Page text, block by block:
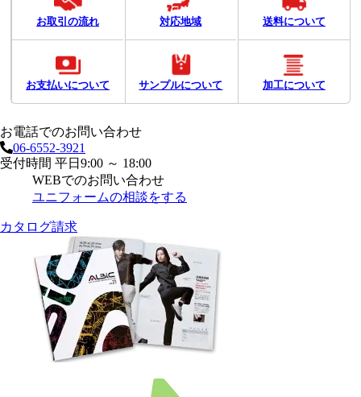
お取引の流れ 対応地域 送料について
お支払いについて サンプルについて 加工について
お電話でのお問い合わせ
06-6552-3921
受付時間 平日9:00 ～ 18:00
WEBでのお問い合わせ
ユニフォームの相談をする
カタログ請求